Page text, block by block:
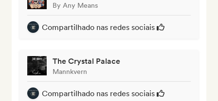
By Any Means
Compartilhado nas redes sociais
The Crystal Palace
Mannkvern
Compartilhado nas redes sociais